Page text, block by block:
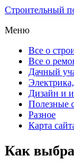
Строительный
Меню
Все о
Все о
Дачный
Дизайн и
Полезные
Разное
Карта
Как